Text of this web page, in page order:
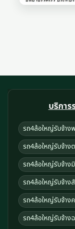
บริกา
รถ4ล้อใหญ่รับจ้าง
รถ4ล้อใหญ่รับจ้า
รถ4ล้อใหญ่รับจ้าง
รถ4ล้อใหญ่รับจ้าง
รถ4ล้อใหญ่รับจ้าง
รถ4ล้อใหญ่รับจ้างฉ